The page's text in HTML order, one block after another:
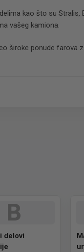
kao što su Stralis,
vašeg kamiona.
široke ponude farova
B
delovi